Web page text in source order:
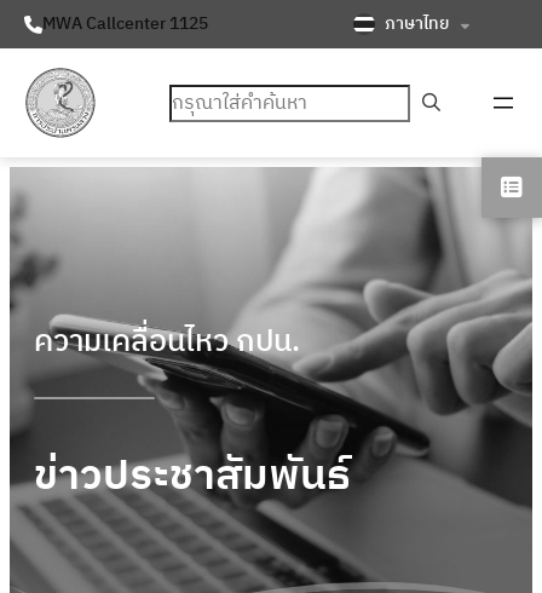
MWA Callcenter 1125 ภาษาไทย
ค้นหา
ความเคลื่อนไหว กปน.
ข่าวประชาสัมพันธ์